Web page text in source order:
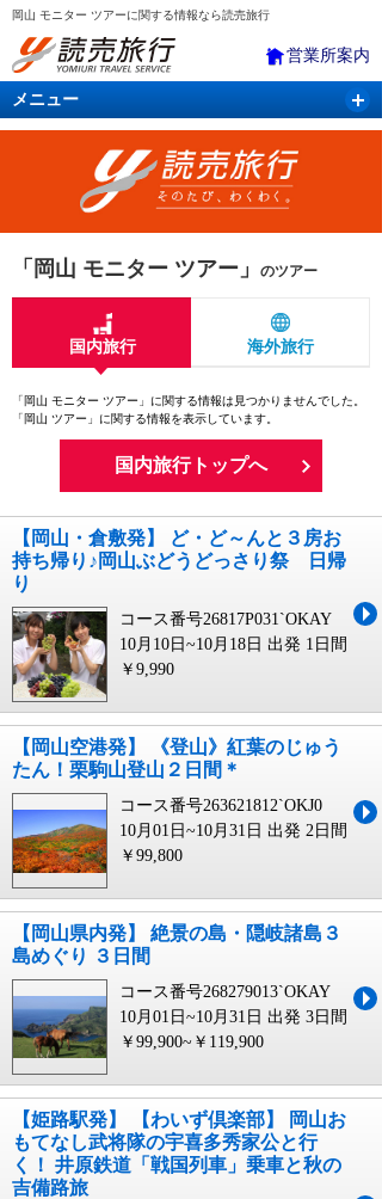
岡山 モニター ツアーに関する情報なら読売旅行
営業所案内
メニュー
国内旅行 バスツアー 海外旅行
「岡山 モニター ツアー」 のツアー
国内旅行 海外旅行
「岡山 モニター ツアー」に関する情報は見つかりませんでした。
「岡山 ツアー」に関する情報を表示しています。
国内旅行トップへ
【岡山・倉敷発】 ど・ど～んと３房お
持ち帰り♪岡山ぶどうどっさり祭 日帰
り
コース番号26817P031`OKAY
10月10日~10月18日 出発 1日間
￥9,990
【岡山空港発】 《登山》紅葉のじゅう
たん！栗駒山登山２日間＊
コース番号263621812`OKJ0
10月01日~10月31日 出発 2日間
￥99,800
【岡山県内発】 絶景の島・隠岐諸島３
島めぐり ３日間
コース番号268279013`OKAY
10月01日~10月31日 出発 3日間
￥99,900~￥119,900
【姫路駅発】 【わいず倶楽部】 岡山お
もてなし武将隊の宇喜多秀家公と行
く！ 井原鉄道「戦国列車」乗車と秋の
吉備路旅